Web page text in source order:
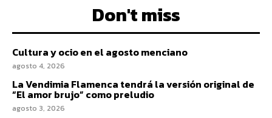
Don't miss
Cultura y ocio en el agosto menciano
agosto 4, 2026
La Vendimia Flamenca tendrá la versión original de
“El amor brujo” como preludio
agosto 3, 2026